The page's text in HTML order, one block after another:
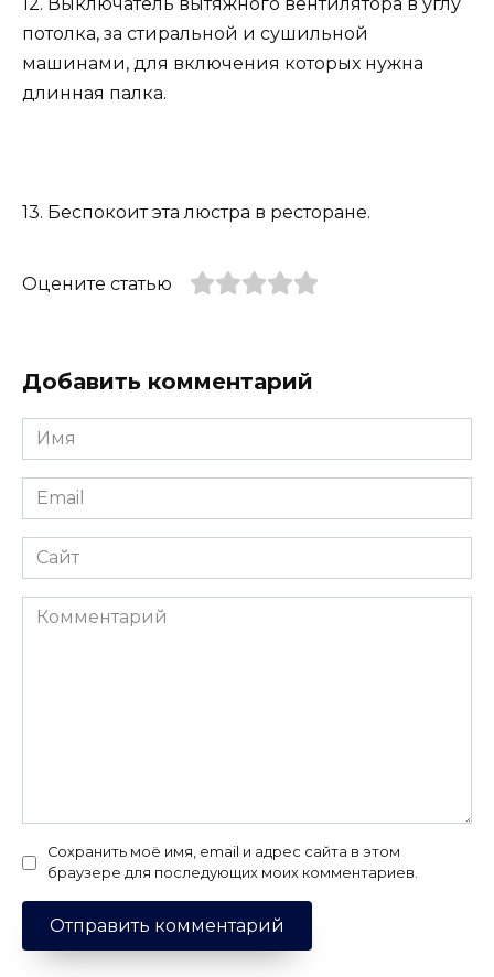
потолка, за стиральной и сушильной
машинами, для включения которых нужна
длинная палка.
13. Беспокоит эта люстра в ресторане.
Оцените статью
Добавить комментарий
Имя
*
Email
*
Сайт
Комментарий
Сохранить моё имя, email и адрес сайта в этом
браузере для последующих моих комментариев.